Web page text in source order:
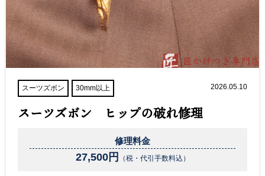
スーツズボン 30mm以上 2026.05.10
スーツズボン ヒップの破れ修理
修理料金
27,500円 （税・代引手数料込）